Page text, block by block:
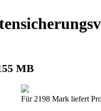
MB
Für 2198 Mark liefert